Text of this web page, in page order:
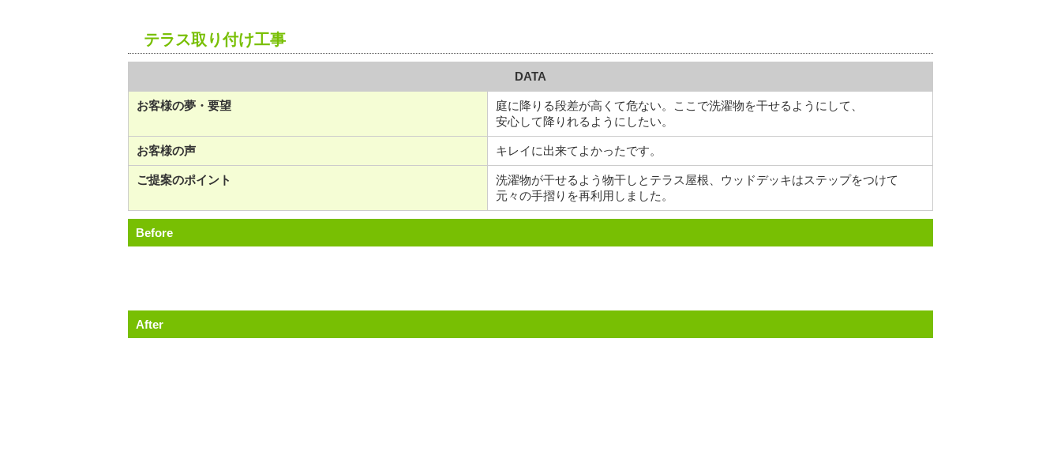
テラス取り付け工事
DATA
お客様の夢・要望
庭に降りる段差が高くて危ない。ここで洗濯物を干せるようにして、
安心して降りれるようにしたい。
お客様の声 キレイに出来てよかったです。
ご提案のポイント
洗濯物が干せるよう物干しとテラス屋根、ウッドデッキはステップをつけて
元々の手摺りを再利用しました。
Before
After